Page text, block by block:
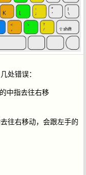
处错误：
中指去往右移
往右移动，会跟左手的